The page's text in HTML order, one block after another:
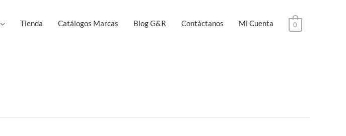
Tienda Catálogos Marcas Blog G&R Contáctanos Mi Cuenta 0